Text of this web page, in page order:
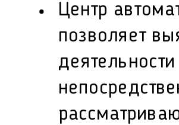
Центр
позволяет